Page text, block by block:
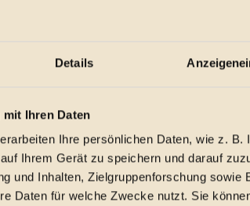
Details
Ihren Daten
Ihre persönlichen Daten, wie z.
Ihrem Gerät zu speichern und darauf
und Inhalten, Zielgruppenforschung sowie
Daten für welche Zwecke nutzt. Sie
festzuhalten.
vorbeischauen.
oft zu Hause.
wieder zu dir zurückkommen.